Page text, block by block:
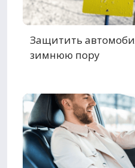
Защитить
зимнюю пору